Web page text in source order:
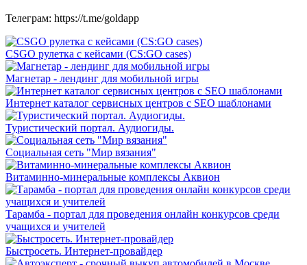
Телеграм: https://t.me/goldapp
CSGO рулетка с кейсами (CS:GO cases)
Магнетар - лендинг для мобильной игры
Интернет каталог сервисных центров с SEO шаблонами
Туристический портал. Аудиогиды.
Социальная сеть "Мир вязания"
Витаминно-минеральные комплексы Аквион
Тарамба - портал для проведения онлайн конкурсов среди
учащихся и учителей
Быстросеть. Интернет-провайдер